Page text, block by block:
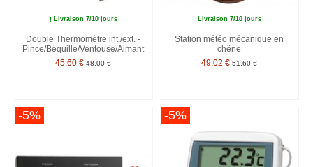
Livraison 7/10 jours
Double Thermomètre int./ext. -
Pince/Béquille/Ventouse/Aimant
45,60 € 48,00 €
Livraison 7/10 jours
Station météo mécanique en
chêne
49,02 € 51,60 €
-5% -5%